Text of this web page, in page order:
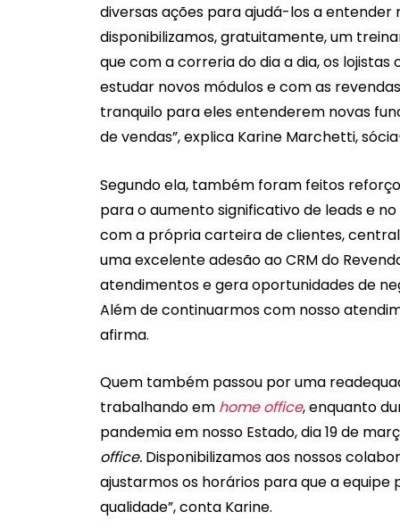
diversas ações para ajudá-los a
disponibilizamos, gratuitamente, um
que com a correria do dia a dia, os
estudar novos módulos e com as
tranquilo para eles entenderem novas
de vendas”, explica Karine Marchetti,
Segundo ela, também foram feitos
para o aumento significativo de leads e
com a própria carteira de clientes,
uma excelente adesão ao CRM do
atendimentos e gera oportunidades de
Além de continuarmos com nosso
afirma.
Quem também passou por uma
trabalhando em home office, enquanto
pandemia em nosso Estado, dia 19 de
office. Disponibilizamos aos nossos
ajustarmos os horários para que a
qualidade”, conta Karine.